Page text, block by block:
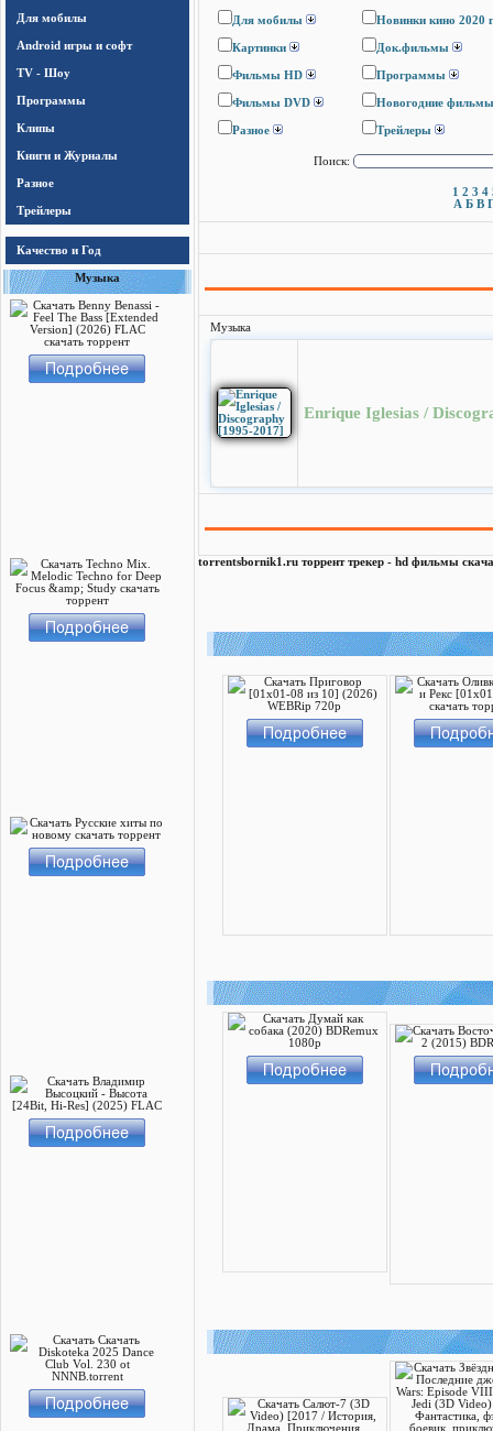
Для мобилы
Android игры и софт
TV - Шоу
Программы
Клипы
Книги и Журналы
Разное
Трейлеры
Качество и Год
Музыка
Для мобилы Новинки кино 2020
Картинки Док.фильмы
Фильмы HD Программы
Фильмы DVD Новогодние фильмы
Разное Трейлеры
Поиск:
1 2 3 4
А Б В
Музыка
Enrique Iglesias /
torrentsbornik1.ru торрент трекер - hd фильмы